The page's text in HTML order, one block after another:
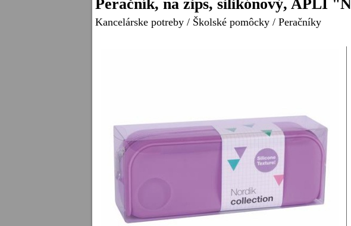
Peračník, na zips, silikónový, APLI
Kancelárske potreby / Školské pomôcky / Peračníky